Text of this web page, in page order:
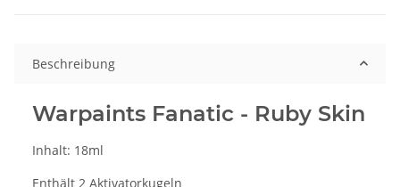
Beschreibung
Warpaints Fanatic - Ruby Skin
Inhalt: 18ml
Enthält 2 Aktivatorkugeln